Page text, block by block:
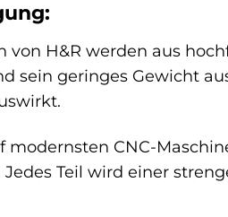
von H&R werden aus
sein geringes Gewicht
modernsten CNC-
Teil wird einer